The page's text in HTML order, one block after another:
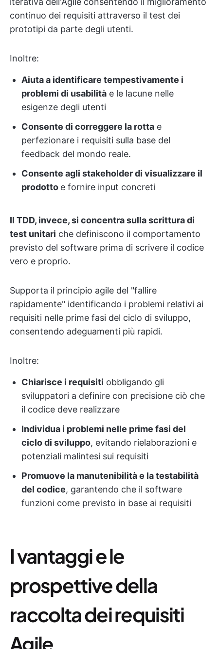
continuo dei requisiti attraverso il test dei
prototipi da parte degli utenti.
Inoltre:
Aiuta a identificare tempestivamente i
problemi di usabilità e le lacune nelle
esigenze degli utenti
Consente di correggere la rotta e
perfezionare i requisiti sulla base del
feedback del mondo reale.
Consente agli stakeholder di visualizzare il
prodotto e fornire input concreti
Il TDD, invece, si concentra sulla scrittura di
test unitari che definiscono il comportamento
previsto del software prima di scrivere il codice
vero e proprio.
Supporta il principio agile del "fallire
rapidamente" identificando i problemi relativi ai
requisiti nelle prime fasi del ciclo di sviluppo,
consentendo adeguamenti più rapidi.
Inoltre:
Chiarisce i requisiti obbligando gli
sviluppatori a definire con precisione ciò che
il codice deve realizzare
Individua i problemi nelle prime fasi del
ciclo di sviluppo, evitando rielaborazioni e
potenziali malintesi sui requisiti
Promuove la manutenibilità e la testabilità
del codice, garantendo che il software
funzioni come previsto in base ai requisiti
I vantaggi e le
prospettive della
raccolta dei requisiti
Agile